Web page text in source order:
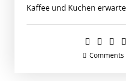
Kaffee und Kuchen
Comments